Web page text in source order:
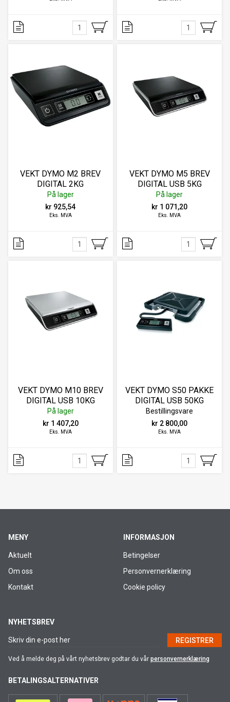
VEKT DYMO M2 BREV
DIGITAL 2KG
På lager
kr 925,54
Eks. MVA
VEKT DYMO M5 BREV
DIGITAL USB 5KG
På lager
kr 1 071,20
Eks. MVA
VEKT DYMO M10 BREV
DIGITAL USB 10KG
På lager
kr 1 407,20
Eks. MVA
VEKT DYMO S50 PAKKE
DIGITAL USB 50KG
Bestillingsvare
kr 2 800,00
Eks. MVA
MENY
Aktuelt
Om oss
Kontakt
INFORMASJON
Betingelser
Personvernerklæring
Cookie policy
NYHETSBREV
REGISTRER
Ved å melde deg på vårt nyhetsbrev godtar du vår personvernerklæring
BETALINGSALTERNATIVER